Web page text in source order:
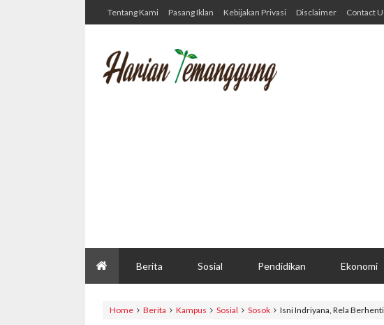
Tentang Kami Pasang Iklan Kebijakan Privasi Disclaimer Contact
Berita Sosial Pendidikan Ekonomi
Home Berita Kampus Sosial Sosok Isni Indriyana, Rela